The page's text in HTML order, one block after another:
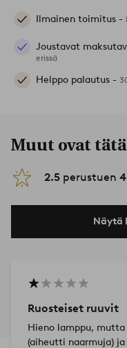
Ilmainen toimitus -
Joustavat
erissä
Helppo palautus -
Muut ovat
2.5 perustuen 4
Näytä
Ruosteiset ruuvit
Hieno lamppu,
(aiheutti naarmuja)